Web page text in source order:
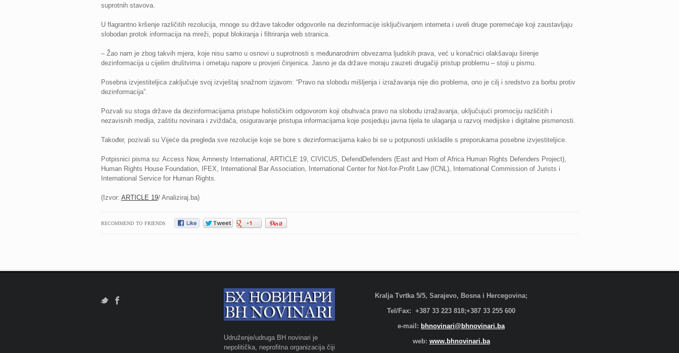
suprotnih stavova.
U flagrantno kršenje različitih rezolucija, mnoge su države također odgovorile na dezinformacije isključivanjem interneta i uveli druge poremećaje koji zaustavljaju
slobodan protok informacija na mreži, poput blokiranja i filtriranja web stranica.
– Žao nam je zbog takvih mjera, koje nisu samo u osnovi u suprotnosti s međunarodnim obvezama ljudskih prava, već u konačnici olakšavaju širenje
dezinformacija u cijelim društvima i ometaju napore u provjeri činjenica. Jasno je da države moraju zauzeti drugačiji pristup problemu – stoji u pismu.
Posebna izvjestiteljica zaključuje svoj izvještaj snažnom izjavom: “Pravo na slobodu mišljenja i izražavanja nije dio problema, ono je cilj i sredstvo za borbu protiv
dezinformacija”.
Pozvali su stoga države da dezinformacijama pristupe holističkim odgovorom koji obuhvaća pravo na slobodu izražavanja, uključujući promociju različitih i
nezavisnih medija, zaštitu novinara i zviždača, osiguravanje pristupa informacijama koje posjeduju javna tijela te ulaganja u razvoj medijske i digitalne pismenosti.
Također, pozivali su Vijeće da pregleda sve rezolucije koje se bore s dezinformacijama kako bi se u potpunosti uskladile s preporukama posebne izvjestiteljice.
Potpisnici pisma su: Access Now, Amnesty International, ARTICLE 19, CIVICUS, DefendDefenders (East and Horn of Africa Human Rights Defenders Project),
Human Rights House Foundation, IFEX, International Bar Association, International Center for Not-for-Profit Law (ICNL), International Commission of Jurists i
International Service for Human Rights.
(Izvor: ARTICLE 19/ Analiziraj.ba)
RECOMMEND TO FRIENDS
Udruženje/udruga BH novinari je
nepolitička, neprofitna organizacija čiji
Kralja Tvrtka 5/5, Sarajevo, Bosna i Hercegovina;
Tel/Fax: +387 33 223 818;+387 33 255 600
e-mail: bhnovinari@bhnovinari.ba
web: www.bhnovinari.ba